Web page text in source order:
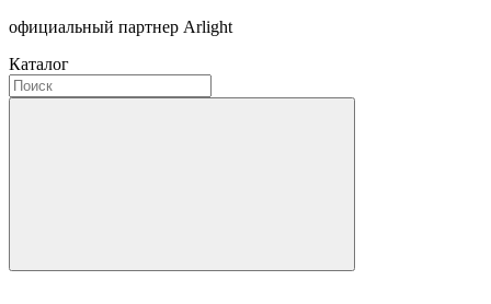
официальный партнер Arlight
Каталог